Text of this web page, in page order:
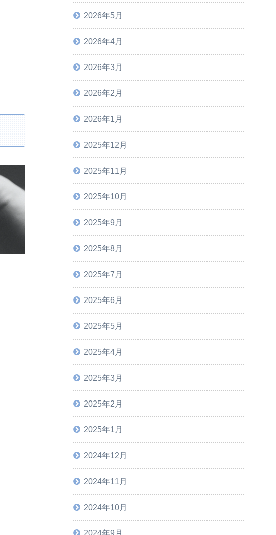
2026年5月
2026年4月
2026年3月
2026年2月
2026年1月
2025年12月
2025年11月
2025年10月
2025年9月
2025年8月
2025年7月
2025年6月
2025年5月
2025年4月
2025年3月
2025年2月
2025年1月
2024年12月
2024年11月
2024年10月
2024年9月